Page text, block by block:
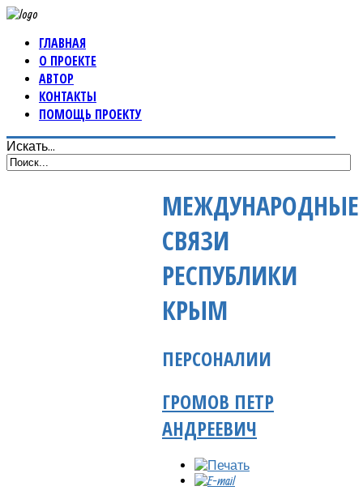
ГЛАВНАЯ
О ПРОЕКТЕ
АВТОР
КОНТАКТЫ
ПОМОЩЬ ПРОЕКТУ
Искать...
МЕЖДУНАРОДНЫЕ
СВЯЗИ
РЕСПУБЛИКИ
КРЫМ
ПЕРСОНАЛИИ
ГРОМОВ ПЕТР
АНДРЕЕВИЧ